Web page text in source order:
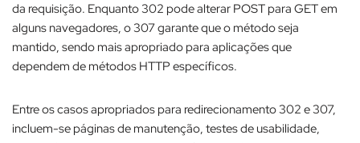
da requisição. Enquanto 302 pode alterar POST para GET em
alguns navegadores, o 307 garante que o método seja
mantido, sendo mais apropriado para aplicações que
dependem de métodos HTTP específicos.​
Entre os casos apropriados para redirecionamento 302 e 307,
incluem-se páginas de manutenção, testes de usabilidade,